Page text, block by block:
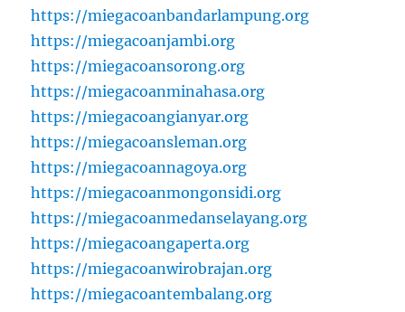
https://miegacoanbandarlampung.org
https://miegacoanjambi.org
https://miegacoansorong.org
https://miegacoanminahasa.org
https://miegacoangianyar.org
https://miegacoansleman.org
https://miegacoannagoya.org
https://miegacoanmongonsidi.org
https://miegacoanmedanselayang.org
https://miegacoangaperta.org
https://miegacoanwirobrajan.org
https://miegacoantembalang.org